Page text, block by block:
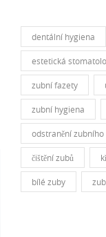
dentální hygiena
estetická
zubní fazety
zubní hygiena
odstranění zubního
čištění zubů
bílé zuby